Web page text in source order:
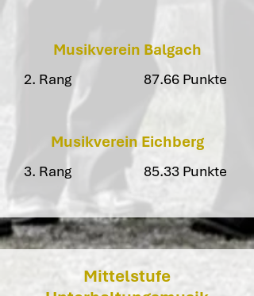
Musikverein Balgach
2. Rang 87.66 Punkte
Musikverein Eichberg
3. Rang 85.33 Punkte
Mittelstufe